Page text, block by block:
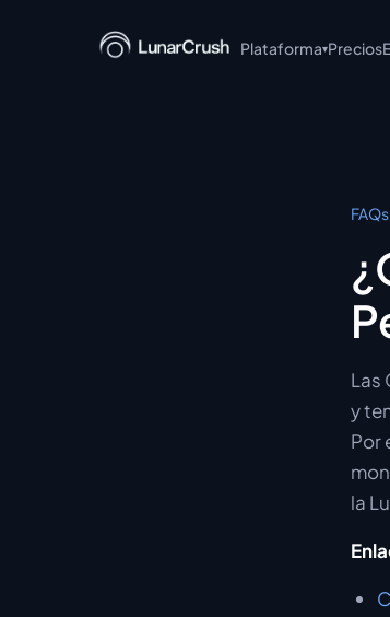
Plataforma▾
LunarCrush
LunarCrush
Precios
FAQs
Las
y
Por
la